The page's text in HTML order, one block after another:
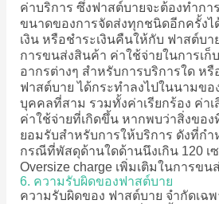
ค่าบริการ ซึ่งฟาสต์บายจะต้องทำก
ขนาดของการจัดส่งทุกชนิดอีกครั้งไ
เงิน หรือชำระเงินคืนให้กับ ฟาสต์บ
การขนส่งสินค้า ค่าใช้จ่ายในการเ
อากรต่างๆ สำหรับการบริการใด ห
ฟาสต์บาย ได้กระทำลงไปในนามขอ
บุคคลที่สาม รวมทั้งค่าเรียกร้อง ค่า
ค่าใช้จ่ายที่เกิดขึ้น หากพบว่าสิ่งขอ
ยอมรับสำหรับการให้บริการ ดังที่ก
กรณีที่พัสดุด้านใดด้านนึงเกิน 120 เ
Oversize charge เพิ่มเติมในการขน
6. ความรับผิดของฟาสต์บาย
ความรับผิดของ ฟาสต์บาย จำกัดเฉ